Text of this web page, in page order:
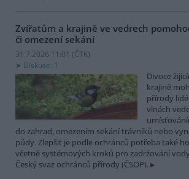
Zvířatům a krajině ve vedrech
či omezení sekání
31.7.2026 11:01 (ČTK)
Diskuse: 1
Divoce
krajině
přírody
vlnách
do zahrad, omezením sekání trávníků nebo
půdy. Zlepšit je podle ochránců potřeba také
včetně systémových kroků pro zadržování
Český svaz ochránců přírody (ČSOP).